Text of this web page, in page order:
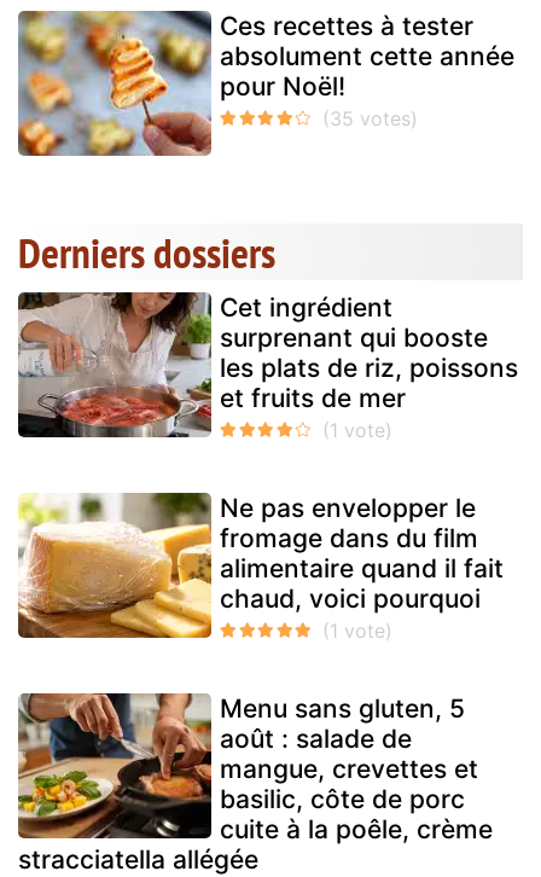
Ces recettes à tester
absolument cette année
pour Noël!
Derniers dossiers
Cet ingrédient
surprenant qui booste
les plats de riz, poissons
et fruits de mer
Ne pas envelopper le
fromage dans du film
alimentaire quand il fait
chaud, voici pourquoi
Menu sans gluten, 5
août : salade de
mangue, crevettes et
basilic, côte de porc
cuite à la poêle, crème
stracciatella allégée